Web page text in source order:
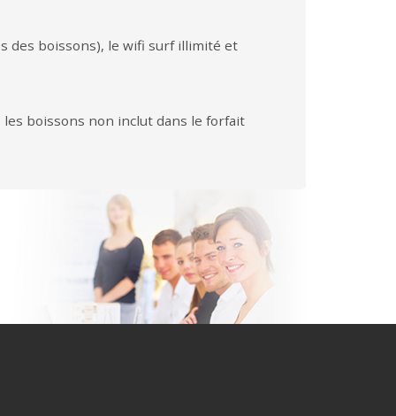
des boissons), le wifi surf illimité et
boissons non inclut dans le forfait